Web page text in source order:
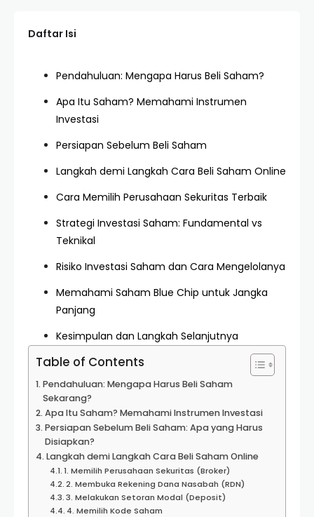
Daftar Isi
Pendahuluan: Mengapa Harus Beli Saham?
Apa Itu Saham? Memahami Instrumen
Investasi
Persiapan Sebelum Beli Saham
Langkah demi Langkah Cara Beli Saham Online
Cara Memilih Perusahaan Sekuritas Terbaik
Strategi Investasi Saham: Fundamental vs
Teknikal
Risiko Investasi Saham dan Cara Mengelolanya
Memahami Saham Blue Chip untuk Jangka
Panjang
Kesimpulan dan Langkah Selanjutnya
Table of Contents
Pendahuluan: Mengapa Harus Beli Saham
Sekarang?
Apa Itu Saham? Memahami Instrumen Investasi
Persiapan Sebelum Beli Saham: Apa yang Harus
Disiapkan?
Langkah demi Langkah Cara Beli Saham Online
1. Memilih Perusahaan Sekuritas (Broker)
2. Membuka Rekening Dana Nasabah (RDN)
3. Melakukan Setoran Modal (Deposit)
4. Memilih Kode Saham